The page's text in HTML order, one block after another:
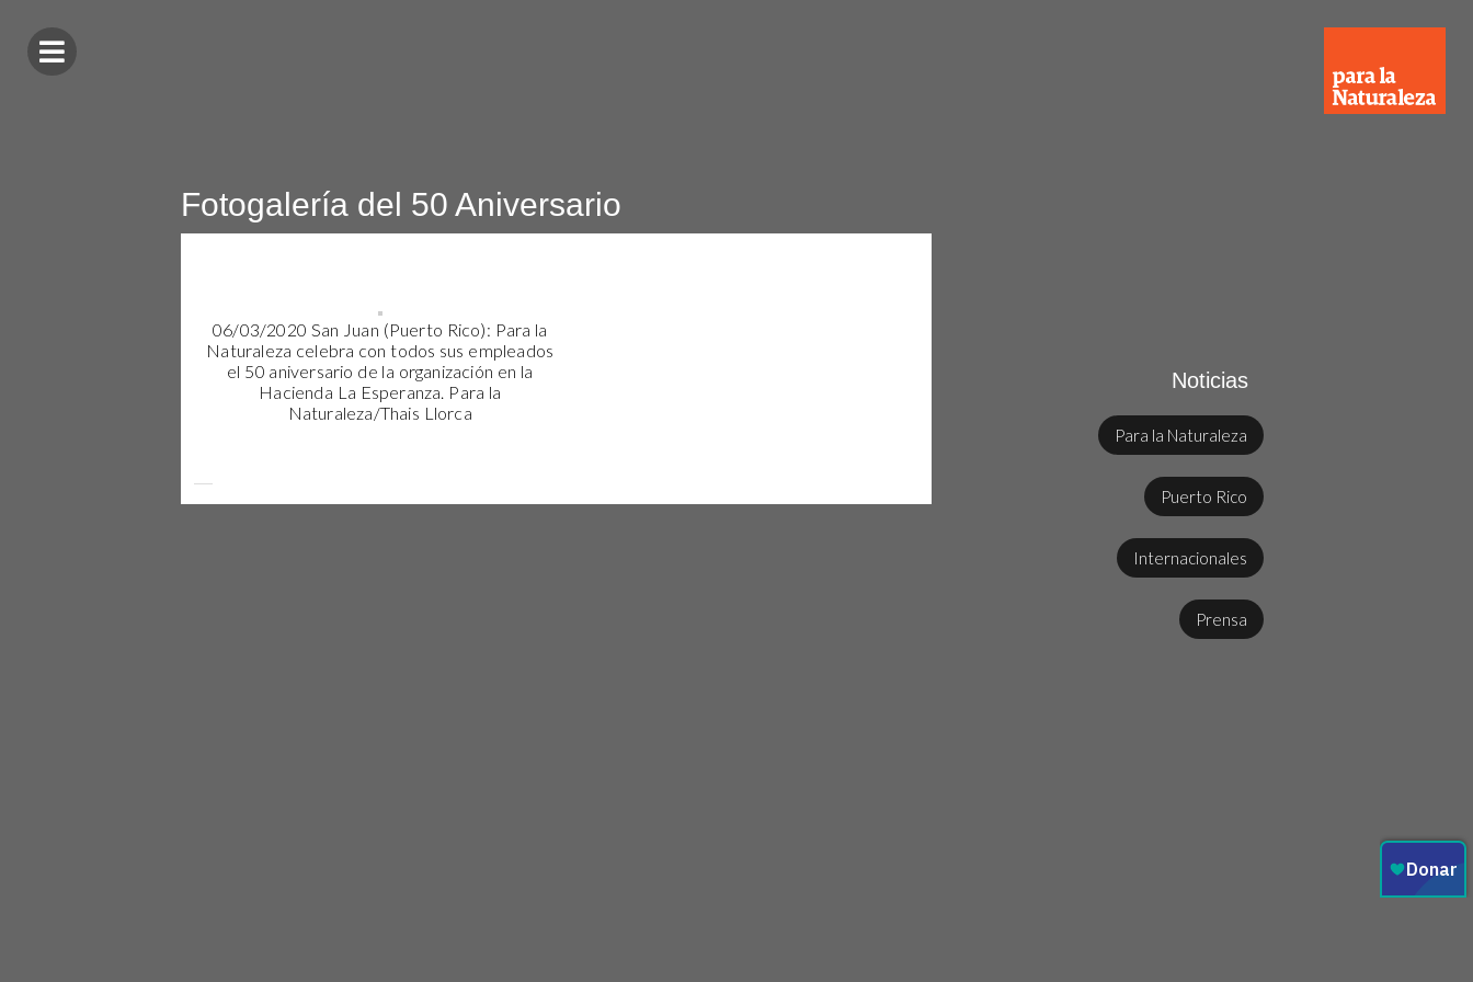
Fotogalería del 50 Aniversario
06/03/2020 San Juan (Puerto Rico): Para la
Naturaleza celebra con todos sus empleados
el 50 aniversario de la organización en la
Hacienda La Esperanza. Para la
Naturaleza/Thais Llorca
Noticias
Para la Naturaleza
Puerto Rico
Internacionales
Prensa